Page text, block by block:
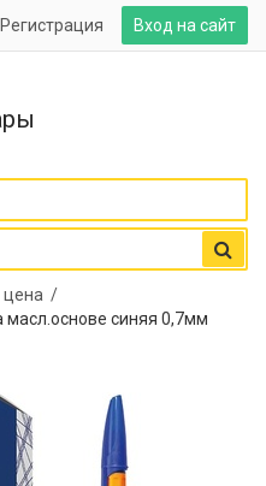
Вход на сайт
Регистрация
цена /
масл.основе синяя 0,7мм